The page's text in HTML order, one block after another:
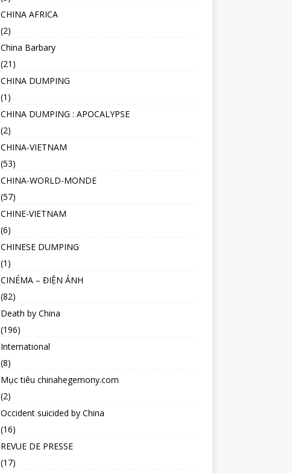
CHINA AFRICA
(2)
China Barbary
(21)
CHINA DUMPING
(1)
CHINA DUMPING : APOCALYPSE
(2)
CHINA-VIETNAM
(53)
CHINA-WORLD-MONDE
(57)
CHINE-VIETNAM
(6)
CHINESE DUMPING
(1)
CINÉMA – ĐIỆN ẢNH
(82)
Death by China
(196)
International
(8)
Mục tiêu chinahegemony.com
(2)
Occident suicided by China
(16)
REVUE DE PRESSE
(17)